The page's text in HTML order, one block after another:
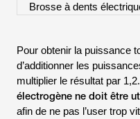
Brosse à dents
Pour obtenir la puissance
d’additionner les
multiplier le résultat par
électrogène ne doit être
afin de ne pas l’user trop